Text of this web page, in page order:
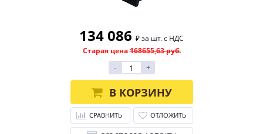
134 086 ₽ за шт. с НДС
Старая цена168655,63 руб.
-
+
В КОРЗИНУ
СРАВНИТЬ ОТЛОЖИТЬ